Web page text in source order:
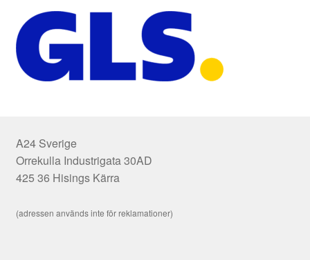
A24 Sverige
Orrekulla Industrigata 30AD
425 36 Hisings Kärra
(adressen används inte för reklamationer)